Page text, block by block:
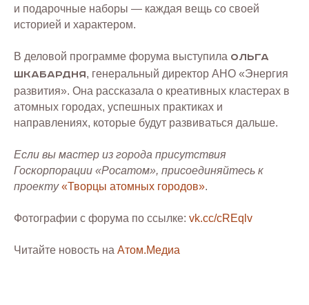
и подарочные наборы — каждая вещь со своей
историей и характером.
В деловой программе форума выступила Ольга
Шкабардня, генеральный директор АНО «Энергия
развития». Она рассказала о креативных кластерах в
атомных городах, успешных практиках и
направлениях, которые будут развиваться дальше.
Если вы мастер из города присутствия
Госкорпорации «Росатом», присоединяйтесь к
проекту«Творцы атомных городов».
Фотографии с форума по ссылке: vk.cc/cREqlv
Читайте новость на Атом.Медиа